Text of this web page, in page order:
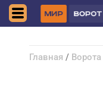
Главная / Ворота